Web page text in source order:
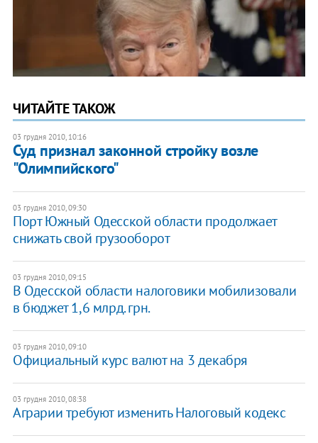
ЧИТАЙТЕ ТАКОЖ
03 грудня 2010, 10:16
Суд признал законной стройку возле
"Олимпийского"
03 грудня 2010, 09:30
Порт Южный Одесской области продолжает
снижать свой грузооборот
03 грудня 2010, 09:15
В Одесской области налоговики мобилизовали
в бюджет 1,6 млрд. грн.
03 грудня 2010, 09:10
Официальный курс валют на 3 декабря
03 грудня 2010, 08:38
Аграрии требуют изменить Налоговый кодекс